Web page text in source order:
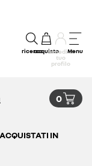
ricercaacquistoaccedi al
tuo
profilo
Menu
0
IN